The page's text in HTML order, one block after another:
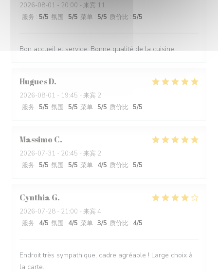
2026-08-01 - 20:00 - 来宾 11
服务 : 5/5 氛围 : 5/5 菜单 : 5/5 质价比 : 5/5
Bon accueil et service. Bonne qualité de la cuisine.
HuguesD
2026-08-01 - 19:45 - 来宾 2
服务 : 5/5 氛围 : 5/5 菜单 : 5/5 质价比 : 5/5
Massimo C
2026-07-31 - 20:45 - 来宾 2
服务 : 5/5 氛围 : 5/5 菜单 : 4/5 质价比 : 5/5
Cynthia G
2026-07-28 - 21:00 - 来宾 4
服务 : 4/5 氛围 : 4/5 菜单 : 3/5 质价比 : 4/5
Endroit très sympathique, cadre agréable ! Large choix à
la carte.